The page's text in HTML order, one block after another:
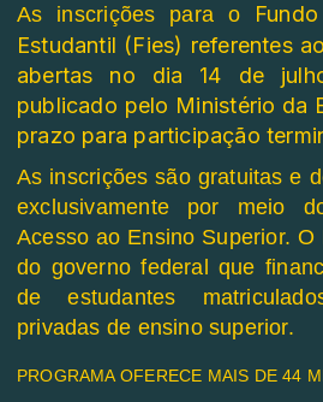
As inscrições para o
Estudantil (Fies) referentes
abertas no dia 14 de
publicado pelo Ministério da
prazo para participação
As inscrições são gratuitas e
exclusivamente por meio
Acesso ao Ensino Superior.
do governo federal que
de estudantes
privadas de ensino superior.
PROGRAMA OFERECE MAIS DE 44